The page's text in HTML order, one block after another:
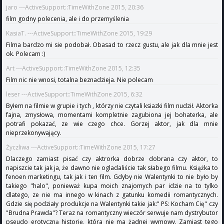
jaro ---ActiveSupport::TimeWithZone 2015, 20:36
film godny polecenia, ale i do przemyślenia
KasiaT. ---ActiveSupport::TimeWithZone 2015, 19:29
Filma bardzo mi sie podobał. Obasad to rzecz gustu, ale jak dla mnie jest
ok. Polecam :)
Art ---ActiveSupport::TimeWithZone 2015, 12:35
Film nic nie wnosi, totalna beznadzieja. Nie polecam
leser ---ActiveSupport::TimeWithZone 2015, 6:32
Byłem na filmie w grupie i tych , którzy nie czytali ksiazki film nudził. Aktorka
fajna, zmysłowa, momentami kompletnie zagubiona jej bohaterka, ale
potrafi pokazać, ze wie czego chce. Gorzej aktor, jak dla mnie
nieprzekonywający.
Życzliwa ---ActiveSupport::TimeWithZone 2015, 17:27
Dlaczego zamiast pisać czy aktrorka dobrze dobrana czy aktor, to
napiszcie tak jak ja, że dawno nie ogladaliście tak słabego filmu. Książka to
fenoen marketingu, tak jak i ten film. Gdyby nie Walentynki to nie było by
takiego "halo", ponieważ kupa moich znajomych par idzie na to tylko
dlatego, ze nie ma innego w kinach z gatunku komedii romantycznych.
Gdzie się podziały produkcje na Walentynki takie jak:" PS: Kocham Cię" czy
"Brudna Prawda"? Teraz na romantyczny wieczór serwuje nam dystrybutor
pseudo erotyczną historię, która nie ma żadnej wymowy. Zamiast tego